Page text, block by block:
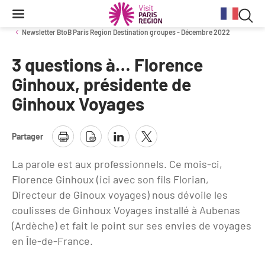
Contenu
Navigation
principale
Recherche
Conjoncture
Tableau de bord mensuel
Profils des clientèles
Clientèle française
Aides et financements
Fonds Régional pour le Tourisme
Aides financières et subventions
Les Offices de Tourisme
Outils pour vos professionnels
Outils pour votre Office de Tourisme
Services aux clientèles d'affaires
Stratégie et plan d'actions BtoB 2026
Calendrier des opérations de promotion
Travel Trade News
Organisez votre séminaire
Se déplacer à Paris Region
Evénements & actualités
Expositions
Évènements sportifs
Guide de la Destination
Destination Impressionnisme
Volontaires du Tourisme
Information Tourisme
Newsletter BtoB Paris Region Destination groupes - Décembre 2022
3 questions à… Florence
Ginhoux, présidente de
Ginhoux Voyages
Partager
La parole est aux professionnels. Ce mois-ci,
Florence Ginhoux (ici avec son fils Florian,
Directeur de Ginoux voyages) nous dévoile les
coulisses de Ginhoux Voyages installé à Aubenas
(Ardèche) et fait le point sur ses envies de voyages
en Île-de-France.